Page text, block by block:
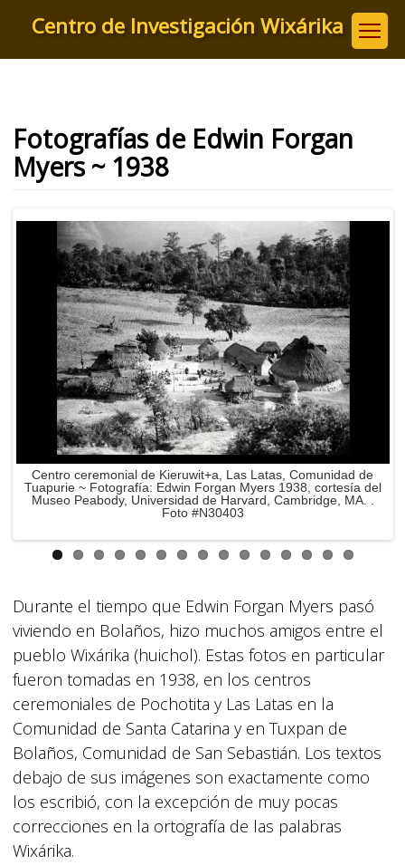
principal
Centro de Investigación Wixárika
Fotografías de Edwin Forgan
Myers ~ 1938
Centro ceremonial de Kieruwit+a, Las Latas, Comunidad de
Tuapurie ~ Fotografía: Edwin Forgan Myers 1938, cortesía del
Museo Peabody, Universidad de Harvard, Cambridge, MA. .
Foto #N30403
Durante el tiempo que Edwin Forgan Myers pasó
viviendo en Bolaños, hizo muchos amigos entre el
pueblo Wixárika (huichol). Estas fotos en particular
fueron tomadas en 1938, en los centros
ceremoniales de Pochotita y Las Latas en la
Comunidad de Santa Catarina y en Tuxpan de
Bolaños, Comunidad de San Sebastián. Los textos
debajo de sus imágenes son exactamente como
los escribió, con la excepción de muy pocas
correcciones en la ortografía de las palabras
Wixárika.